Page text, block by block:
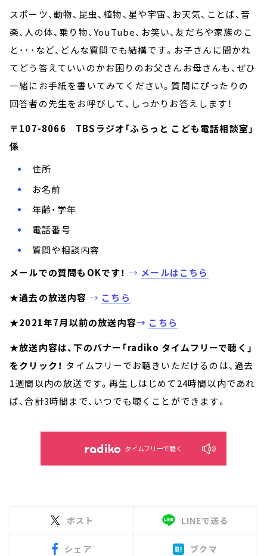
スポーツ、動物、昆虫、植物、星や宇宙、お天気、ことば、音
楽、人の体、乗り物、YouTube、お笑い、友だちや家族のこ
と･･･など、どんな質問でも結構です。お子さんに聞かれ
てどう答えていいのかお困りのお父さんお母さんも、ぜひ
一緒にお手紙を書いてみてください。質問にぴったりの
回答者の先生をお呼びして、しっかりお答えします！
〒107-8066 TBSラジオ「ふらっと こども電話相談室」
係
住所
お名前
年齢・学年
電話番号
質問や相談内容
メールでの質問もOKです！ → メールはこちら
★過去の放送内容 → こちら
★2021年7月以前の放送内容→ こちら
★放送内容は、下のバナー「radiko タイムフリーで聴く」
をクリック！ タイムフリーでお聴きいただけるのは、過去
1週間以内の放送です。再生しはじめて24時間以内であれ
ば、合計3時間まで、いつでも聴くことができます。
タイムフリーで聴く
ポスト LINEで送る
シェア ブクマ